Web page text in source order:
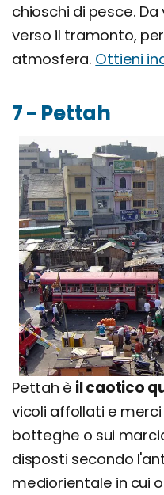
chioschi di pesce.
verso il tramonto,
atmosfera. Ottieni
7 - Pettah
Pettah è il caotico
vicoli affollati e
botteghe o sui
disposti secondo
mediorientale in cui